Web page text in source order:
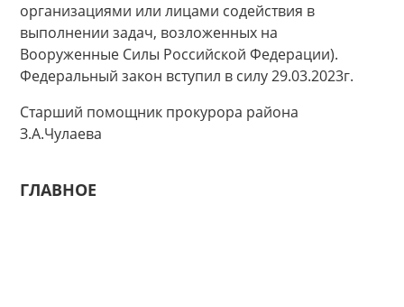
организациями или лицами содействия в
выполнении задач, возложенных на
Вооруженные Силы Российской Федерации).
Федеральный закон вступил в силу 29.03.2023г.
Старший помощник прокурора района
З.А.Чулаева
ГЛАВНОЕ